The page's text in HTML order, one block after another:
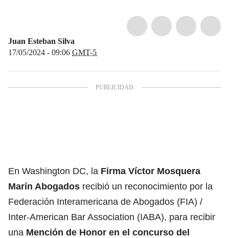
Juan Esteban Silva
17/05/2024 - 09:06 GMT-5
En Washington DC, la Firma Víctor Mosquera
Marín Abogados recibió un reconocimiento por la
Federación Interamericana de Abogados (FIA) /
Inter-American Bar Association (IABA), para recibir
una Mención de Honor en el concurso del